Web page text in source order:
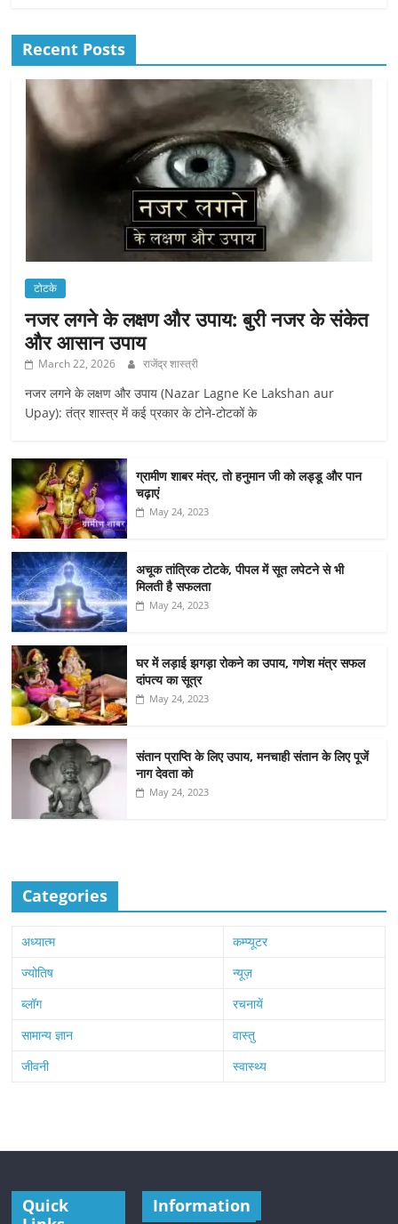
Recent Posts
टोटके
नजर लगने के लक्षण और उपाय: बुरी नजर के संकेत
और आसान उपाय
March 22, 2026 राजेंद्र शास्त्री
नजर लगने के लक्षण और उपाय (Nazar Lagne Ke Lakshan aur
Upay): तंत्र शास्त्र में कई प्रकार के टोने-टोटकों के
ग्रामीण शाबर मंत्र, तो हनुमान जी को लड्डू और पान
चढ़ाएं
May 24, 2023
अचूक तांत्रिक टोटके, पीपल में सूत लपेटने से भी
मिलती है सफलता
May 24, 2023
घर में लड़ाई झगड़ा रोकने का उपाय, गणेश मंत्र सफल
दांपत्य का सूत्र
May 24, 2023
संतान प्राप्ति के लिए उपाय, मनचाही संतान के लिए पूजें
नाग देवता को
May 24, 2023
Categories
अध्यात्म
कम्प्यूटर
ज्योतिष
न्यूज़
ब्लॉग
रचनायें
सामान्य ज्ञान
वास्तु
जीवनी
स्वास्थ्य
Quick
Information